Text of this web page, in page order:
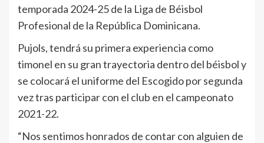
temporada 2024-25 de la Liga de Béisbol
Profesional de la República Dominicana.
Pujols, tendrá su primera experiencia como
timonel en su gran trayectoria dentro del béisbol y
se colocará el uniforme del Escogido por segunda
vez tras participar con el club en el campeonato
2021-22.
“Nos sentimos honrados de contar con alguien de